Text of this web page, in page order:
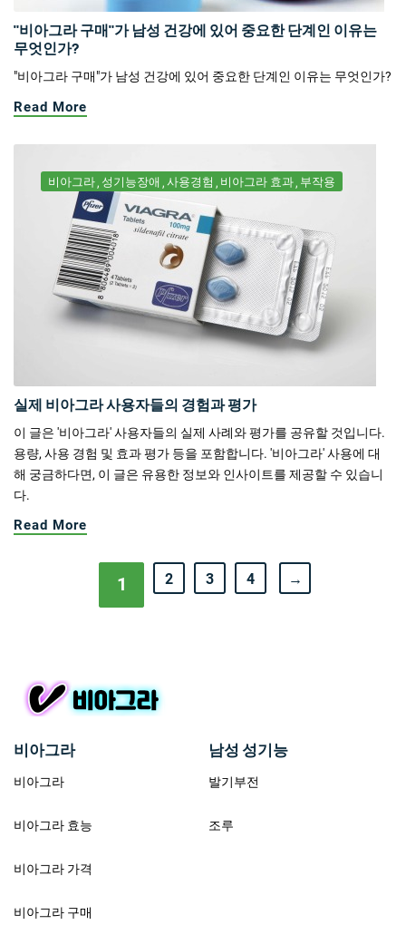
"비아그라 구매"가 남성 건강에 있어 중요한 단계인 이유는
무엇인가?
"비아그라 구매"가 남성 건강에 있어 중요한 단계인 이유는 무엇인가?
Read More
비아그라 성기능장애 사용경험 비아그라 효과 부작용
실제 비아그라 사용자들의 경험과 평가
이 글은 '비아그라' 사용자들의 실제 사례와 평가를 공유할 것입니다.
용량, 사용 경험 및 효과 평가 등을 포함합니다. '비아그라' 사용에 대
해 궁금하다면, 이 글은 유용한 정보와 인사이트를 제공할 수 있습니
다.
Read More
1 2 3 4 →
비아그라
비아그라
비아그라 효능
비아그라 가격
비아그라 구매
남성 성기능
발기부전
조루